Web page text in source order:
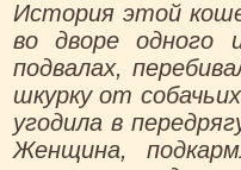
История этой
во дворе одного
подвалах,
шкурку от
угодила в
Женщина,